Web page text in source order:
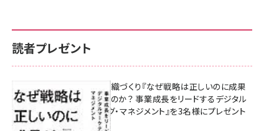
読者プレゼント
成果を生む組織づくり『なぜ戦略は正しいのに成果
があがらないのか？ 事業成長をリードするデジタル
マーケティング・マネジメント』を3名様にプレゼント
8月7日 10:00